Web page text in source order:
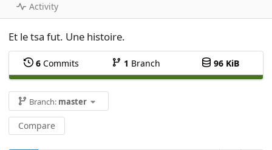
Activity
Et le tsa fut. Une histoire.
6 Commits 1 Branch 96 KiB
Branch: master
Compare